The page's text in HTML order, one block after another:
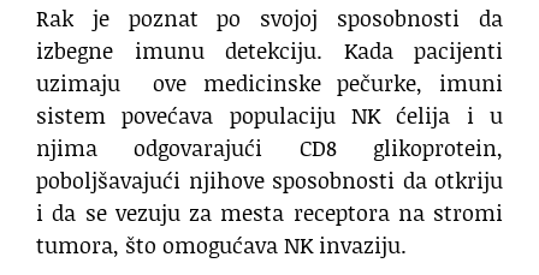
Rak je poznat po svojoj sposobnosti da
izbegne imunu detekciju. Kada pacijenti
uzimaju ove medicinske pečurke, imuni
sistem povećava populaciju NK ćelija i u
njima odgovarajući CD8 glikoprotein,
poboljšavajući njihove sposobnosti da otkriju
i da se vezuju za mesta receptora na stromi
tumora, što omogućava NK invaziju.